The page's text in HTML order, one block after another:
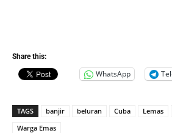
Share this:
WhatsApp
TAGS banjir beluran Cuba Lemas
Warga Emas